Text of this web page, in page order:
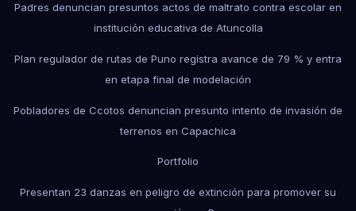
Padres denuncian presuntos actos de maltrato contra escolar en
institución educativa de Atuncolla
Plan regulador de rutas de Puno registra avance de 79 % y entra
en etapa final de modelación
Pobladores de Ccotos denuncian presunto intento de invasión de
terrenos en Capachica
Portfolio
Presentan 23 danzas en peligro de extinción para promover su